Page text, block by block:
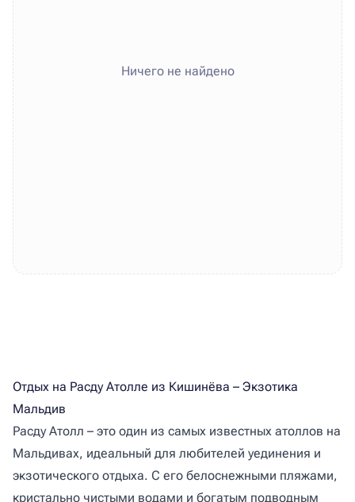
Ничего не найдено
Отдых на Расду Атолле из Кишинёва – Экзотика
Мальдив
Расду Атолл – это один из самых известных атоллов на
Мальдивах, идеальный для любителей уединения и
экзотического отдыха. С его белоснежными пляжами,
кристально чистыми водами и богатым подводным